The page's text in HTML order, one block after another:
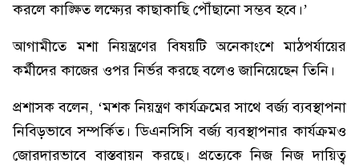
করলে কাঙ্ক্ষিত লক্ষ্যের কাছাকাছি পৌঁছানো সম্ভব হবে।’
আগামীতে মশা নিয়ন্ত্রণের বিষয়টি অনেকাংশে মাঠপর্যায়ের
কর্মীদের কাজের ওপর নির্ভর করছে বলেও জানিয়েছেন তিনি।
প্রশাসক বলেন, ‘মশক নিয়ন্ত্রণ কার্যক্রমের সাথে বর্জ্য ব্যবস্থাপনা
নিবিড়ভাবে সম্পর্কিত। ডিএনসিসি বর্জ্য ব্যবস্থাপনার কার্যক্রমও
জোরদারভাবে বাস্তবায়ন করছে। প্রত্যেকে নিজ নিজ দায়িত্ব